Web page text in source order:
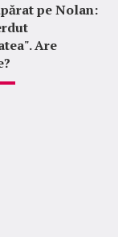
pe Nolan:
Are